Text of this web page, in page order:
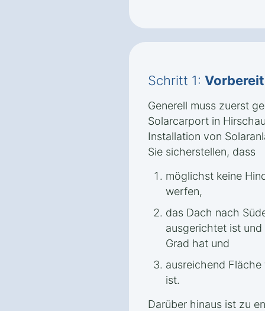
Schritt 1:
Generell muss zuerst
Solarcarport in
Installation von
Sie sicherstellen, dass
möglichst keine
werfen,
das Dach nach
ausgerichtet ist
Grad hat und
ausreichend
ist.
Darüber hinaus ist zu